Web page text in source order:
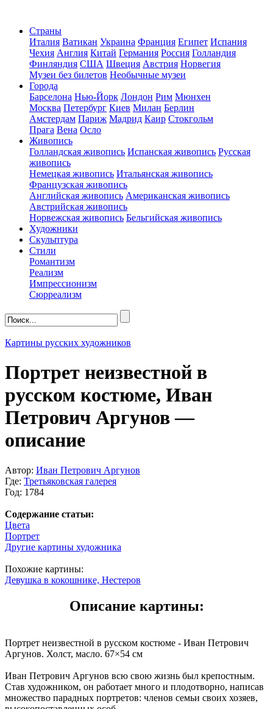
Страны
Италия Ватикан Украина Франция Египет Испания
Чехия Англия Китай Германия Россия Голландия
Финляндия США Швеция Австрия Норвегия
Музеи без билетов Необычные музеи
Города
Барселона Нью-Йорк Лондон Рим Мюнхен
Москва Петербург Киев Милан Берлин
Амстердам Париж Мадрид Каир Стокгольм
Прага Вена Осло
Живопись
Голландская живопись Испанская живопись Русская
живопись
Немецкая живопись Итальянская живопись
Французская живопись
Английская живопись Американская живопись
Австрийская живопись
Норвежская живопись Бельгийская живопись
Художники
Скульптура
Стили
Романтизм
Реализм
Импрессионизм
Сюрреализм
Картины русских художников
Портрет неизвестной в
русском костюме, Иван
Петрович Аргунов —
описание
Автор: Иван Петрович Аргунов
Где: Третьяковская галерея
Год: 1784
Содержание статьи:
Цвета
Портрет
Другие картины художника
Похожие картины:
Девушка в кокошнике, Нестеров
Описание картины:
Портрет неизвестной в русском костюме - Иван Петрович
Аргунов. Холст, масло. 67×54 см
Иван Петрович Аргунов всю свою жизнь был крепостным.
Став художником, он работает много и плодотворно, написав
множество парадных портретов: членов семьи своих хозяев,